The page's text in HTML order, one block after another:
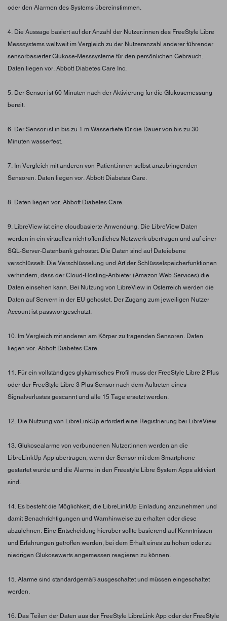
oder den Alarmen des Systems übereinstimmen.
4. Die Aussage basiert auf der Anzahl der Nutzer:innen des FreeStyle Libre
Messsystems weltweit im Vergleich zu der Nutzeranzahl anderer führender
sensorbasierter Glukose-Messsysteme für den persönlichen Gebrauch.
Daten liegen vor. Abbott Diabetes Care Inc.
5. Der Sensor ist 60 Minuten nach der Aktivierung für die Glukosemessung
bereit.
6. Der Sensor ist in bis zu 1 m Wassertiefe für die Dauer von bis zu 30
Minuten wasserfest.
7. Im Vergleich mit anderen von Patient:innen selbst anzubringenden
Sensoren. Daten liegen vor. Abbott Diabetes Care.
8. Daten liegen vor. Abbott Diabetes Care.
9. LibreView ist eine cloudbasierte Anwendung. Die LibreView Daten
werden in ein virtuelles nicht öffentliches Netzwerk übertragen und auf einer
SQL-Server-Datenbank gehostet. Die Daten sind auf Dateiebene
verschlüsselt. Die Verschlüsselung und Art der Schlüsselspeicherfunktionen
verhindern, dass der Cloud-Hosting-Anbieter (Amazon Web Services) die
Daten einsehen kann. Bei Nutzung von LibreView in Österreich werden die
Daten auf Servern in der EU gehostet. Der Zugang zum jeweiligen Nutzer
Account ist passwortgeschützt.
10. Im Vergleich mit anderen am Körper zu tragenden Sensoren. Daten
liegen vor. Abbott Diabetes Care.
11. Für ein vollständiges glykämisches Profil muss der FreeStyle Libre 2 Plus
oder der FreeStyle Libre 3 Plus Sensor nach dem Auftreten eines
Signalverlustes gescannt und alle 15 Tage ersetzt werden.
12. Die Nutzung von LibreLinkUp erfordert eine Registrierung bei LibreView.
13. Glukosealarme von verbundenen Nutzer:innen werden an die
LibreLinkUp App übertragen, wenn der Sensor mit dem Smartphone
gestartet wurde und die Alarme in den Freestyle Libre System Apps aktiviert
sind.
14. Es besteht die Möglichkeit, die LibreLinkUp Einladung anzunehmen und
damit Benachrichtigungen und Warnhinweise zu erhalten oder diese
abzulehnen. Eine Entscheidung hierüber sollte basierend auf Kenntnissen
und Erfahrungen getroffen werden, bei dem Erhalt eines zu hohen oder zu
niedrigen Glukosewerts angemessen reagieren zu können.
15. Alarme sind standardgemäß ausgeschaltet und müssen eingeschaltet
werden.
16. Das Teilen der Daten aus der FreeStyle LibreLink App oder der FreeStyle